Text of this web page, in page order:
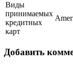
Виды
принимаемых
кредитных
карт
Добавить